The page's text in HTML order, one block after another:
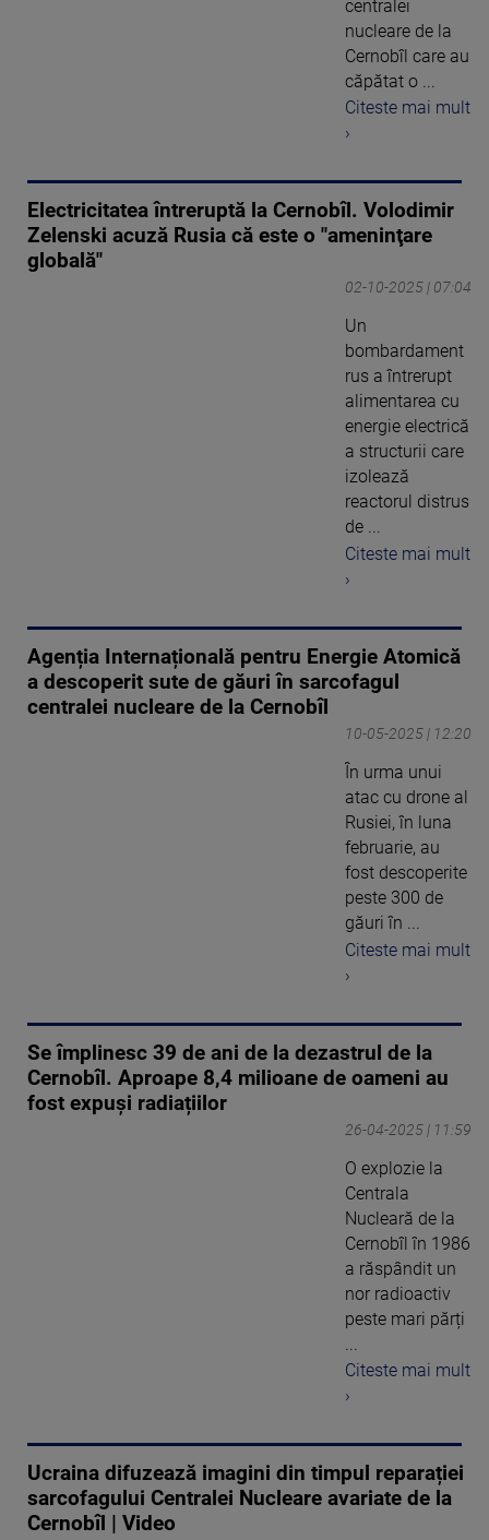
centralei
nucleare de la
Cernobîl care au
căpătat o ...
Citeste mai mult
›
Electricitatea întreruptă la Cernobîl. Volodimir
Zelenski acuză Rusia că este o "ameninţare
globală"
02-10-2025 | 07:04
Un
bombardament
rus a întrerupt
alimentarea cu
energie electrică
a structurii care
izolează
reactorul distrus
de ...
Citeste mai mult
›
Agenția Internațională pentru Energie Atomică
a descoperit sute de găuri în sarcofagul
centralei nucleare de la Cernobîl
10-05-2025 | 12:20
În urma unui
atac cu drone al
Rusiei, în luna
februarie, au
fost descoperite
peste 300 de
găuri în ...
Citeste mai mult
›
Se împlinesc 39 de ani de la dezastrul de la
Cernobîl. Aproape 8,4 milioane de oameni au
fost expuși radiațiilor
26-04-2025 | 11:59
O explozie la
Centrala
Nucleară de la
Cernobîl în 1986
a răspândit un
nor radioactiv
peste mari părți
Citeste mai mult
›
Ucraina difuzează imagini din timpul reparației
sarcofagului Centralei Nucleare avariate de la
Cernobîl | Video